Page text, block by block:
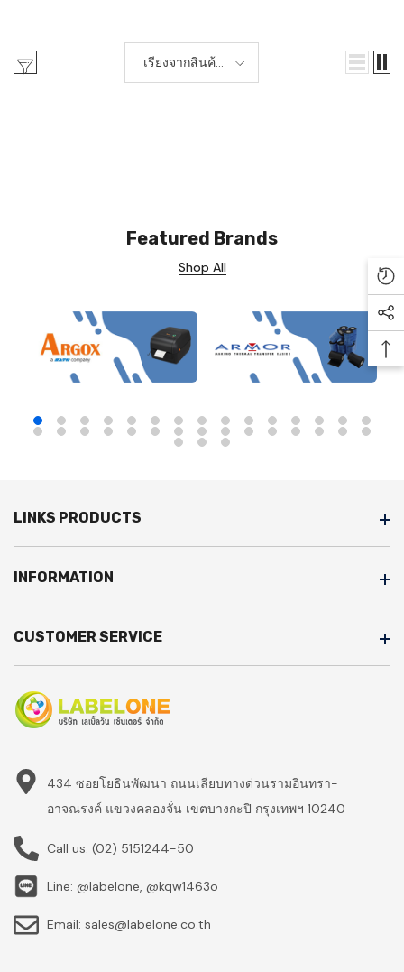
เรียงจากสินค้า
ใหม่-เก่า
Featured Brands
Shop All
LINKS PRODUCTS
INFORMATION
CUSTOMER SERVICE
434 ซอยโยธินพัฒนา ถนนเลียบทางด่วนรามอินทรา-
อาจณรงค์ แขวงคลองจั่น เขตบางกะปิ กรุงเทพฯ 10240
Call us: (02) 5151244-50
Line: @labelone, @kqw1463o
Email: sales@labelone.co.th